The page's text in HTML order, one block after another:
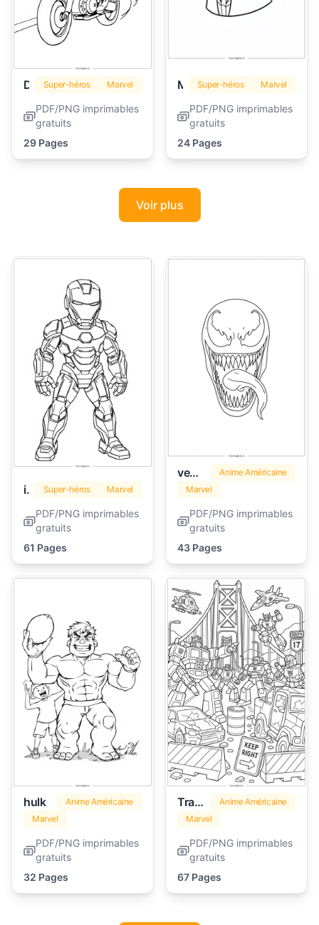
Super-héros Marvel
PDF/PNG imprimables
gratuits
29 Pages
Super-héros Marvel
PDF/PNG imprimables
gratuits
24 Pages
Voir plus
iron man Super-héros Marvel
PDF/PNG imprimables
gratuits
61 Pages
venom
Anime Américaine
Marvel
PDF/PNG imprimables
gratuits
43 Pages
hulk
Anime Américaine
Marvel
PDF/PNG imprimables
gratuits
32 Pages
Transformers
Anime Américaine
Marvel
PDF/PNG imprimables
gratuits
67 Pages